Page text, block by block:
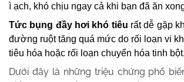
ì ạch, khó chịu ngay cả khi bạn đã ăn
Tức bụng đầy hơi khó tiêu rất dễ gặp
đường ruột tăng quá mức do rối loạn vi
tiêu hóa hoặc rối loạn chuyển hóa tinh bột.
Dưới đây là những triệu chứng phổ